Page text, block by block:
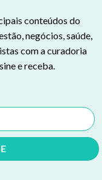
conteúdos do
negócios, saúde,
com a curadoria
e receba.